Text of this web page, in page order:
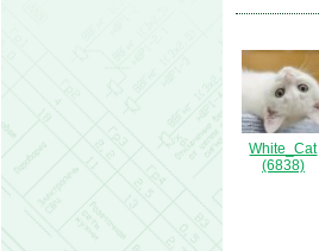
White_Cat
(6838)